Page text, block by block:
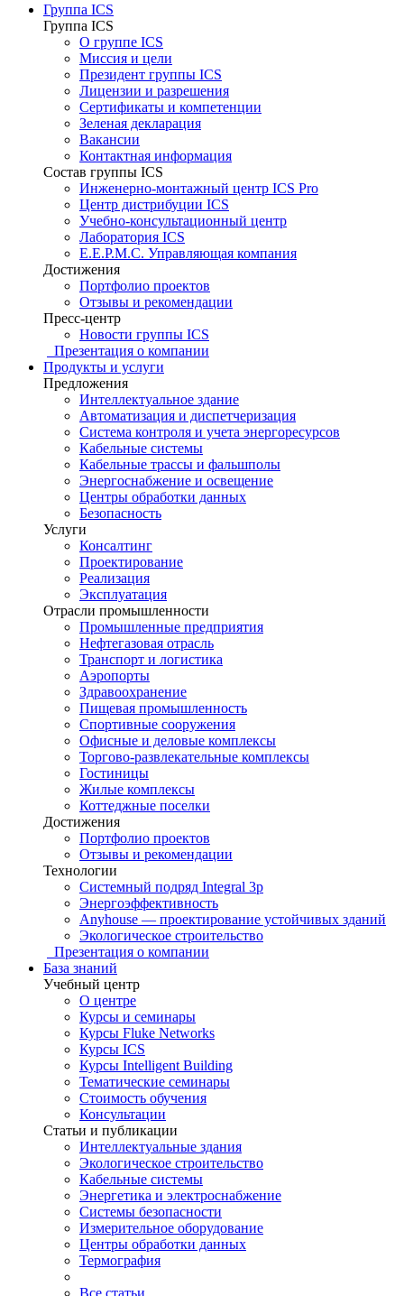
Группа ICS
Группа ICS
О группе ICS
Миссия и цели
Президент группы ICS
Лицензии и разрешения
Сертификаты и компетенции
Зеленая декларация
Вакансии
Контактная информация
Состав группы ICS
Инженерно-монтажный центр ICS Pro
Центр дистрибуции ICS
Учебно-консультационный центр
Лаборатория ICS
E.E.P.M.C. Управляющая компания
Достижения
Портфолио проектов
Отзывы и рекомендации
Пресс-центр
Новости группы ICS
Презентация о компании
Продукты и услуги
Предложения
Интеллектуальное здание
Автоматизация и диспетчеризация
Система контроля и учета энергоресурсов
Кабельные системы
Кабельные трассы и фальшполы
Энергоснабжение и освещение
Центры обработки данных
Безопасность
Услуги
Консалтинг
Проектирование
Реализация
Эксплуатация
Отрасли промышленности
Промышленные предприятия
Нефтегазовая отрасль
Транспорт и логистика
Аэропорты
Здравоохранение
Пищевая промышленность
Спортивные сооружения
Офисные и деловые комплексы
Торгово-развлекательные комплексы
Гостиницы
Жилые комплексы
Коттеджные поселки
Достижения
Портфолио проектов
Отзывы и рекомендации
Технологии
Системный подряд Integral 3p
Энергоэффективность
Anyhouse — проектирование устойчивых зданий
Экологическое строительство
Презентация о компании
База знаний
Учебный центр
О центре
Курсы и семинары
Курсы Fluke Networks
Курсы ICS
Курсы Intelligent Building
Тематические семинары
Стоимость обучения
Консультации
Статьи и публикации
Интеллектуальные здания
Экологическое строительство
Кабельные системы
Энергетика и электроснабжение
Системы безопасности
Измерительное оборудование
Центры обработки данных
Термография
Все статьи